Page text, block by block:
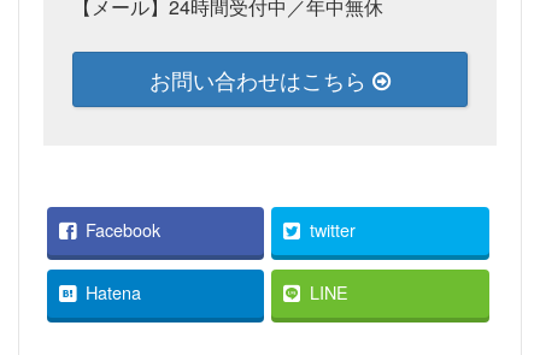
【メール】24時間受付中／年中無休
お問い合わせはこちら
Facebook twitter
Hatena LINE